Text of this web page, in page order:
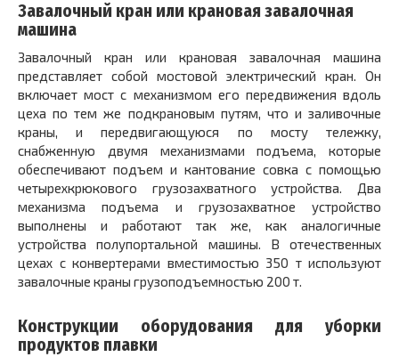
Завалочный кран или крановая завалочная
машина
Завалочный кран или крановая завалочная машина
представляет собой мостовой электрический кран. Он
включает мост с механизмом его передвижения вдоль
цеха по тем же подкрановым путям, что и заливочные
краны, и передвигающуюся по мосту тележку,
снабженную двумя механизмами подъема, которые
обеспечивают подъем и кантование совка с помощью
четырехкрюкового грузозахватного устройства. Два
механизма подъема и грузозахватное устройство
выполнены и работают так же, как аналогичные
устройства полупортальной машины. В отечественных
цехах с конвертерами вместимостью 350 т используют
завалочные краны грузоподъемностью 200 т.
Конструкции оборудования для уборки
продуктов плавки